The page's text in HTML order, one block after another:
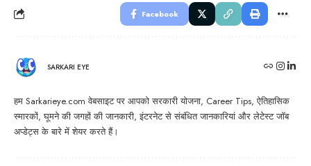
Facebook
SARKARI EYE
हम Sarkarieye.com वेबसाइट पर आपको सरकारी योजना, Career Tips, ऐतिहासिक
स्मारकों, घूमने की जगहों की जानकारी, इंटरनेट से संबंधित जानकारियां और लेटेस्ट जॉब
अप्डेट्स के बारे में शेयर करते हैं।